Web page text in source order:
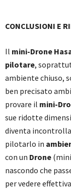
CONCLUSIONI E
Il mini-Drone
pilotare,
ambiente chiuso,
ben precisato
provare il mini-
sue ridotte
diventa
pilotarlo in
con un Drone
nascondo che
per vedere